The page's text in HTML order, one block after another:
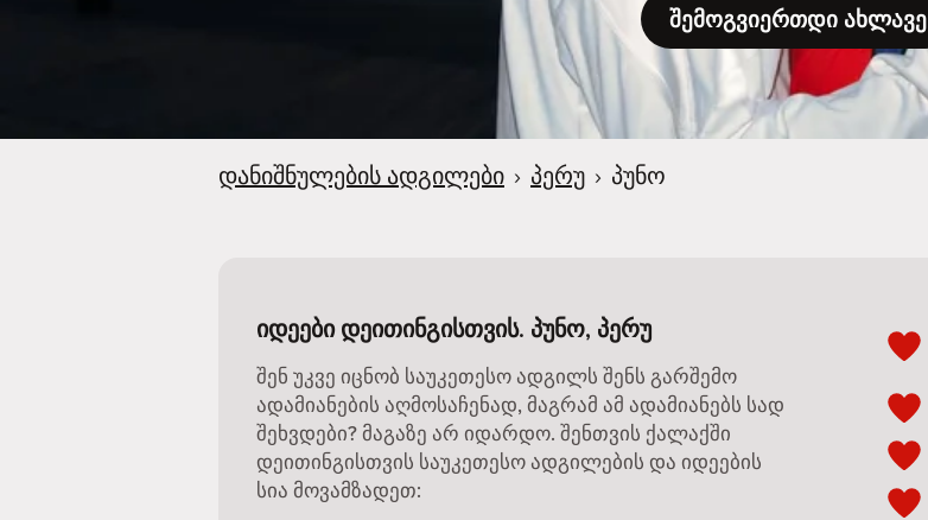
შემოგვიერთდი ახლავე
დანიშნულების ადგილები › პერუ › პუნო
იდეები დეითინგისთვის. პუნო, პერუ
შენ უკვე იცნობ საუკეთესო ადგილს შენს გარშემო
ადამიანების აღმოსაჩენად, მაგრამ ამ ადამიანებს სად
შეხვდები? მაგაზე არ იდარდო. შენთვის ქალაქში
დეითინგისთვის საუკეთესო ადგილების და იდეების
სია მოვამზადეთ: